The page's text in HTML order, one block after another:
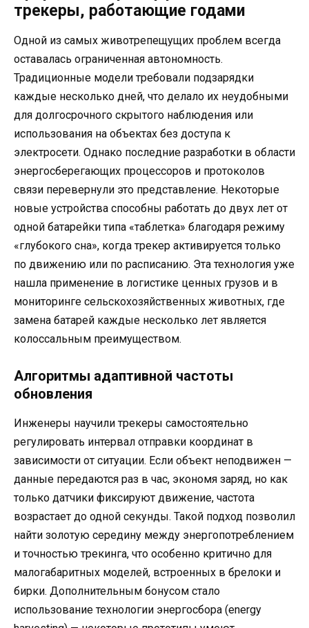
трекеры, работающие годами
Одной из самых животрепещущих проблем всегда
оставалась ограниченная автономность.
Традиционные модели требовали подзарядки
каждые несколько дней, что делало их неудобными
для долгосрочного скрытого наблюдения или
использования на объектах без доступа к
электросети. Однако последние разработки в области
энергосберегающих процессоров и протоколов
связи перевернули это представление. Некоторые
новые устройства способны работать до двух лет от
одной батарейки типа «таблетка» благодаря режиму
«глубокого сна», когда трекер активируется только
по движению или по расписанию. Эта технология уже
нашла применение в логистике ценных грузов и в
мониторинге сельскохозяйственных животных, где
замена батарей каждые несколько лет является
колоссальным преимуществом.
Алгоритмы адаптивной частоты
обновления
Инженеры научили трекеры самостоятельно
регулировать интервал отправки координат в
зависимости от ситуации. Если объект неподвижен —
данные передаются раз в час, экономя заряд, но как
только датчики фиксируют движение, частота
возрастает до одной секунды. Такой подход позволил
найти золотую середину между энергопотреблением
и точностью трекинга, что особенно критично для
малогабаритных моделей, встроенных в брелоки и
бирки. Дополнительным бонусом стало
использование технологии энергосбора (energy